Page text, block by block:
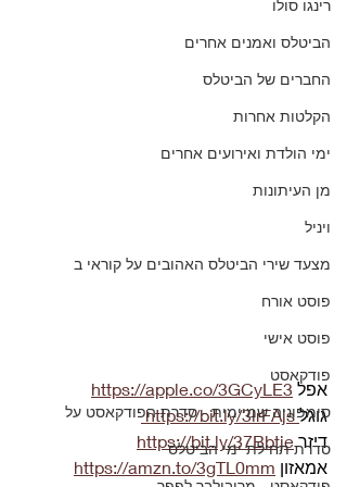
רינגו סולו
הביטלס ואמנים אחרים
החברים של הביטלס
הקלטות אחרות
ימי הולדת ואירועים אחרים
מן העיתונות
ויניל
מצעד שירי הביטלס האהובים על קוראי ב
פוסט אורח
פוסט אישי
פודקאסט
סימפוניה שמיימית - סדרת הפודקאסט על
סדרת תחילת ימי הביטלס
אפל https://apple.co/3GCyLE3
גוגל https://bit.ly/3lrFAjs
דיזר https://bit.ly/37Bbtje
אמאזון https://amzn.to/3gTL0mm